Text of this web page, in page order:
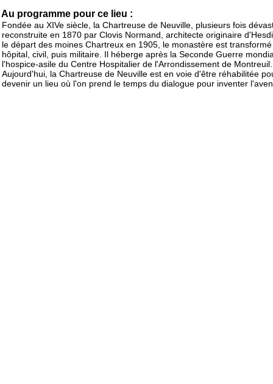
Au programme pour ce lieu :
Fondée au XIVe siècle, la Chartreuse de Neuville, plusieurs fois
reconstruite en 1870 par Clovis Normand, architecte originaire
le départ des moines Chartreux en 1905, le monastère est
hôpital, civil, puis militaire. Il héberge après la Seconde Guerre
l'hospice-asile du Centre Hospitalier de l'Arrondissement de Montreuil.
Aujourd'hui, la Chartreuse de Neuville est en voie d'être réhabilitée
devenir un lieu où l'on prend le temps du dialogue pour inventer